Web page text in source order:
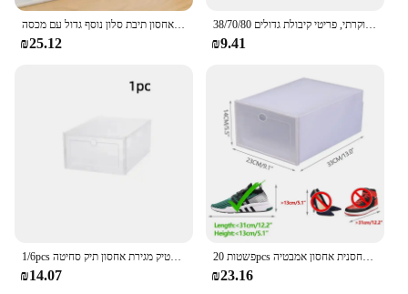
תיבת אחסון תיבת ספר מתקפל תלמיד כיתה ארגון תיבת חטיף צעצוע אחסון תיבת סלון נוסף גדול עם מכסה
₪25.12
38/70/80 ס "מ רוחב, 2/3 שכבות 4/5, שקופות פלסטיק שקופות שקופות ארון בגדים יוקרתי, פריטי קיבולת גדולים
₪9.41
₪14.07
פשטות 20pcs תיבת נעליים סט אחסון מתקפל פלסטיק מטבח ברור בית מתלה מחסנית אחסון אמבטיה
₪23.16